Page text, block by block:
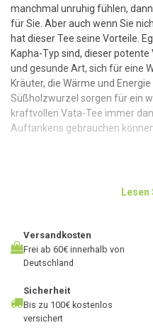
manchmal unruhig fühlen,
für Sie. Aber auch wenn Sie
hat dieser Tee seine Vorteile.
Kapha-Typ sind, dieser
und gesunde Art, sich für eine
Kräuter, die Wärme und
Süßholzwurzel sorgen für ein
kraftvollen Vata-Tee immer
Auftankens gebrauchen
Zitronenschalen. Der Zimt
Geschmack. Der Ingwer sorgt
Süßholzwurzel sorgt für einen
Der Tee hat eine dunkelrote
ist ein angenehmer,
an kalten Tagen trinken kann
Lesen
Versandkosten
Frei ab 60€ innerhalb von
Deutschland
Sicherheit
Bis zu 100€ kostenlos
versichert